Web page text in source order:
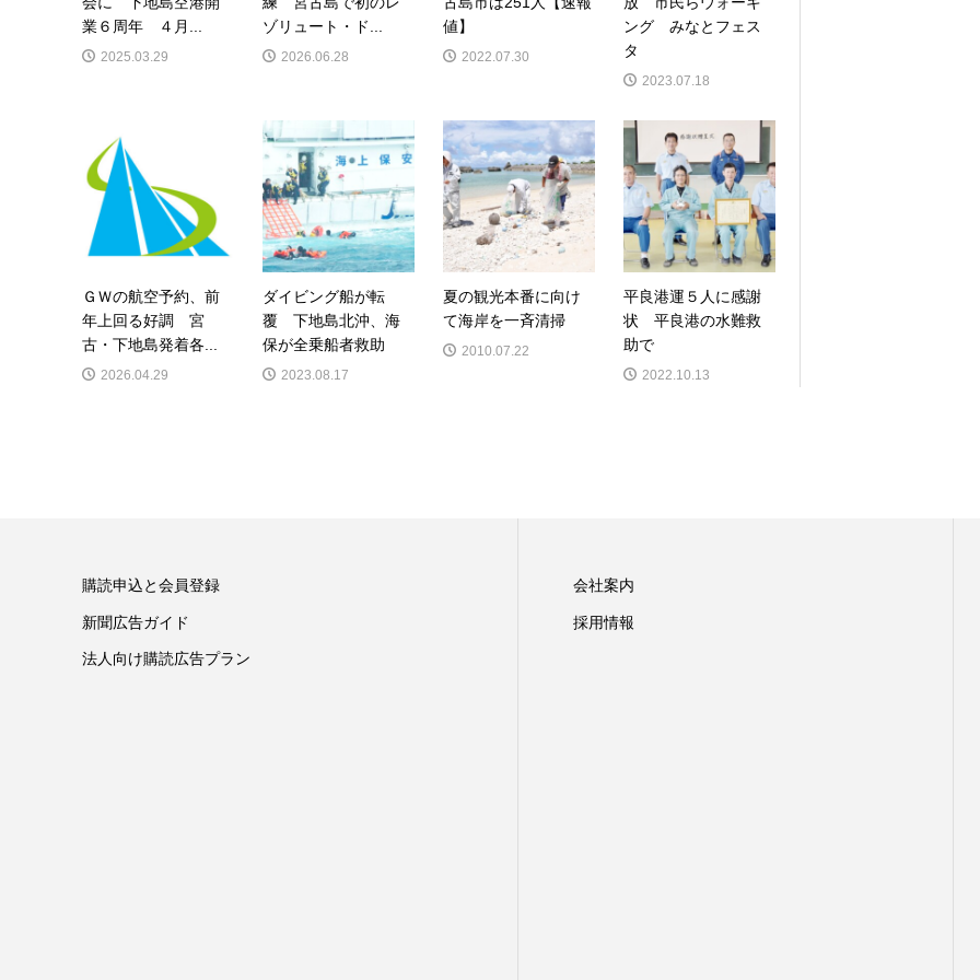
業６周年 ４月...
2025.03.29
ゾリュート・ド...
2026.06.28
値】
2022.07.30
ング みなとフェス
タ
2023.07.18
ＧＷの航空予約、前
年上回る好調 宮
古・下地島発着各...
2026.04.29
ダイビング船が転
覆 下地島北沖、海
保が全乗船者救助
2023.08.17
夏の観光本番に向け
て海岸を一斉清掃
2010.07.22
平良港運５人に感謝
状 平良港の水難救
助で
2022.10.13
購読申込と会員登録
新聞広告ガイド
法人向け購読広告プラン
会社案内
採用情報